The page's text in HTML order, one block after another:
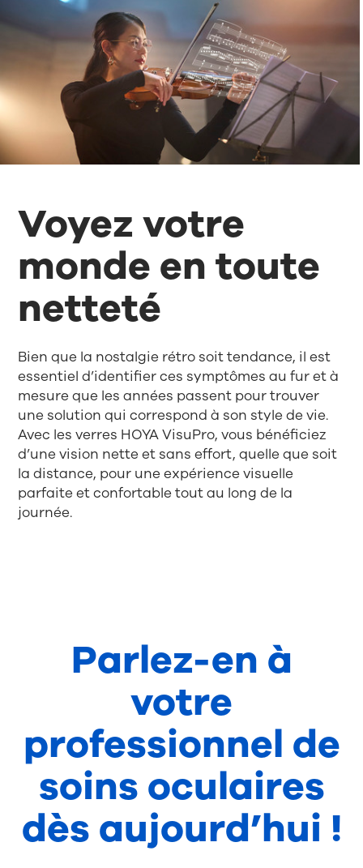
Voyez votre
monde en toute
netteté
Bien que la nostalgie rétro soit tendance, il est
essentiel d’identifier ces symptômes au fur et à
mesure que les années passent pour trouver
une solution qui correspond à son style de vie.
Avec les verres HOYA VisuPro, vous bénéficiez
d’une vision nette et sans effort, quelle que soit
la distance, pour une expérience visuelle
parfaite et confortable tout au long de la
journée.
Parlez-en à
votre
professionnel de
soins oculaires
dès aujourd’hui !